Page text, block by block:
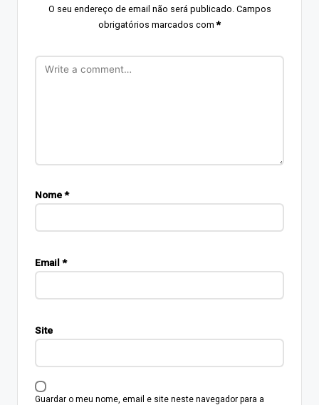
O seu endereço de email não será publicado. Campos
obrigatórios marcados com*
Nome*
Email *
Site
Guardar o meu nome, email e site neste navegador para a